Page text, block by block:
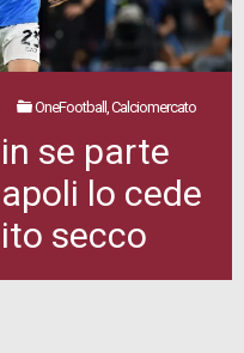
OneFootball, Calciomercato
se parte
lo cede
secco